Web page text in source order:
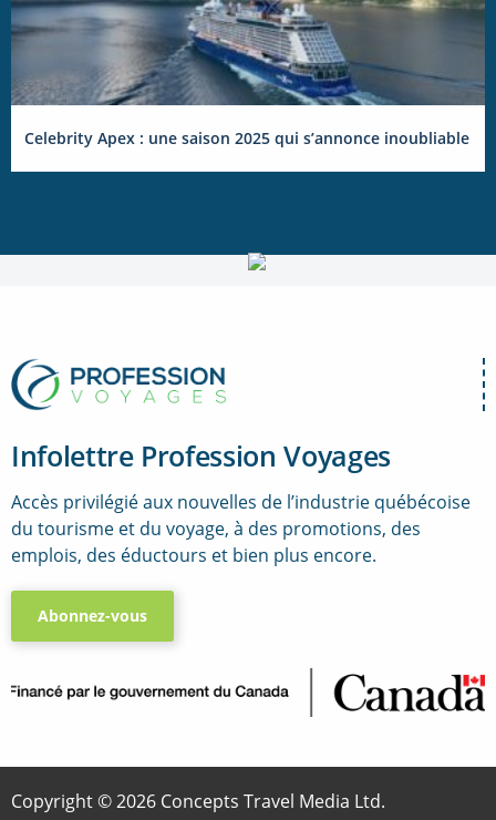
Celebrity Apex : une saison 2025 qui s’annonce inoubliable
Infolettre Profession Voyages
Accès privilégié aux nouvelles de l’industrie québécoise
du tourisme et du voyage, à des promotions, des
emplois, des éductours et bien plus encore.
Abonnez-vous
Copyright © 2026 Concepts Travel Media Ltd.